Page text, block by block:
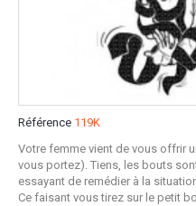
Référence 119K
Votre femme vient de vous offrir
vous portez). Tiens, les bouts
essayant de remédier à la
Ce faisant vous tirez sur le petit